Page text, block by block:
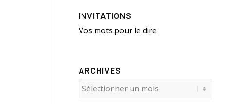
INVITATIONS
Vos mots pour le dire
ARCHIVES